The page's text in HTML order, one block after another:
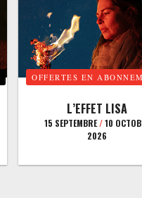
OFFERTES EN
L’EFFET LISA
15 SEPTEMBRE/10
2026